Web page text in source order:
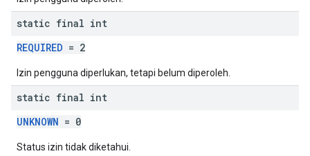
static final int
REQUIRED = 2
Izin pengguna diperlukan, tetapi belum diperoleh.
static final int
UNKNOWN = 0
Status izin tidak diketahui.